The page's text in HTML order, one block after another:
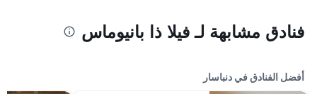
فنادق مشابهة لـ فيلا ذا بانيوماس
أفضل الفنادق في دنباسار